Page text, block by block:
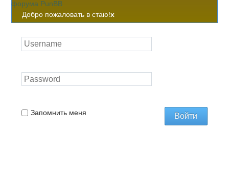
Добро пожаловать в стаю!x
Запомнить меня